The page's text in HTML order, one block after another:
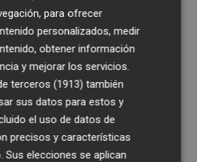
para ofrecer
personalizados, medir
obtener información
y mejorar los servicios.
terceros (1913) también
sus datos para estos y
el uso de datos de
precisos y características
Sus elecciones se aplican